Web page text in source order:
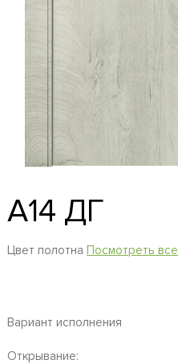
A14 ДГ
Цвет полотна Посмотреть все
Вариант исполнения
Открывание: